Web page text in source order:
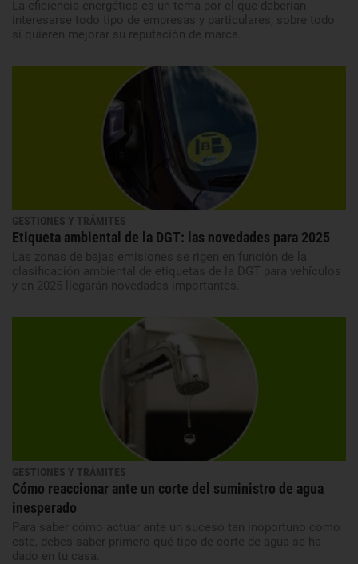
La eficiencia energética es un tema por el que deberían
interesarse todo tipo de empresas y particulares, sobre todo
si quieren mejorar su reputación de marca.
GESTIONES Y TRÁMITES
Etiqueta ambiental de la DGT: las novedades para 2025
Las zonas de bajas emisiones se rigen en función de la
clasificación ambiental de etiquetas de la DGT para vehículos
y en 2025 llegarán novedades importantes.
GESTIONES Y TRÁMITES
Cómo reaccionar ante un corte del suministro de agua
inesperado
Para saber cómo actuar ante un suceso tan inoportuno como
este, debes saber primero qué tipo de corte de agua se ha
dado en tu casa.